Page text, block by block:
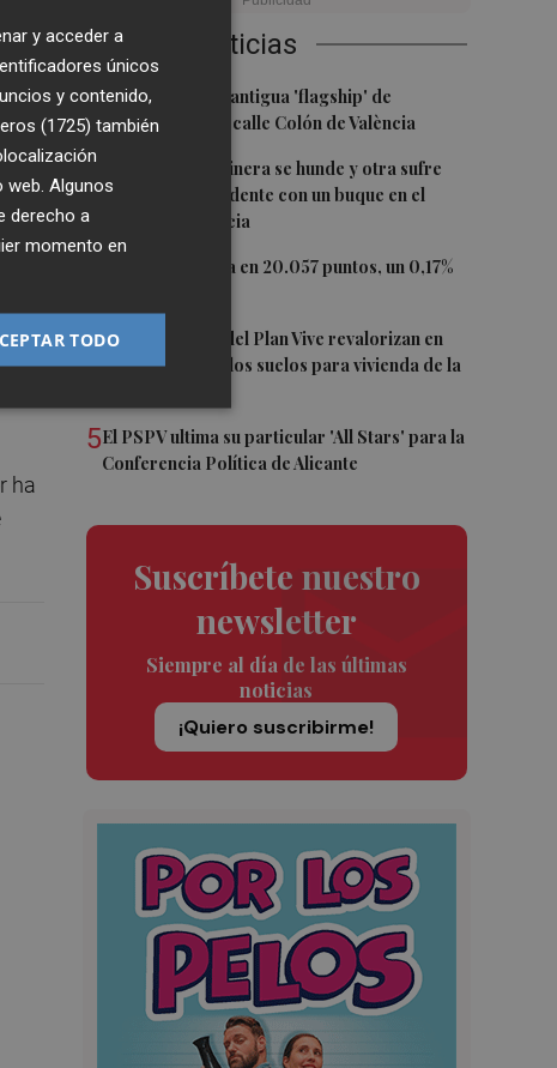
Últimas Noticias
1Oysho ocupa la antigua 'flagship' de
Nespresso en la calle Colón de València
2
Una batea clochinera se hunde y otra sufre
daños en un incidente con un buque en el
puerto de Valencia
El Ibex 35 cierra en 20.057 puntos, un 0,17%
4Los concursos del Plan Vive revalorizan en
casi 12 millones los suelos para vivienda de la
5El PSPV ultima su particular 'All Stars' para la
Conferencia Política de Alicante
Suscríbete nuestro
newsletter
Siempre al día de las últimas
noticias
¡Quiero suscribirme!
ha
y acceder a
únicos
y contenido,
(1725) también
Algunos
derecho a
momento en
TODO